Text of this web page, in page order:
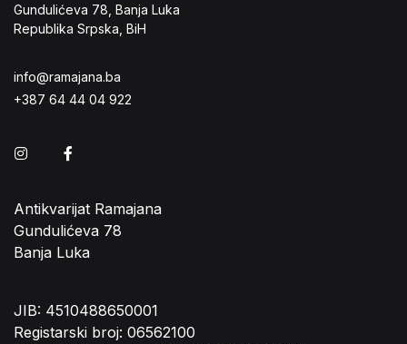
Gundulićeva 78, Banja Luka
Republika Srpska, BiH
info@ramajana.ba
+387 64 44 04 922
Instagram
Antikvarijat Ramajana
Gundulićeva 78
Banja Luka
JIB: 4510488650001
Registarski broj: 06562100